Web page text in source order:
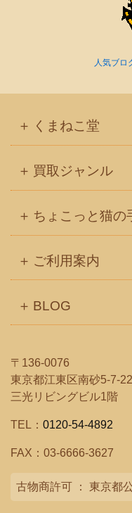
人気ブロ
くまねこ堂
買取ジャンル
ちょこっと猫の
ご利用案内
BLOG
〒136-0076
東京都江東区南砂5-7-22
三光リビングビル1階
TEL： 0120-54-4892
FAX：03-6666-3627
古物商許可 ： 東京都